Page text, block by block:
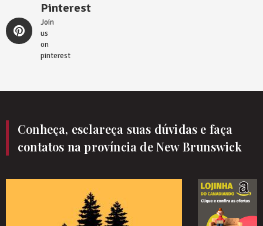
Pinterest
Join
us
on
pinterest
Conheça, esclareça suas dúvidas e faça
contatos na província de New Brunswick